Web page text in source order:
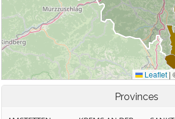
Provinces